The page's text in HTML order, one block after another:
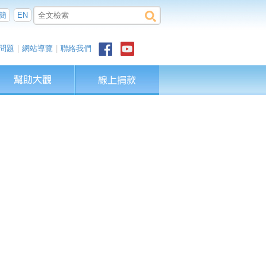
EN
題 網站導覽 聯絡我們